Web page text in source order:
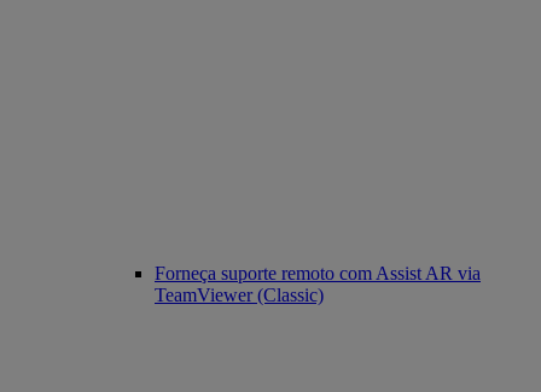
Forneça suporte remoto com Assist AR via
TeamViewer (Classic)